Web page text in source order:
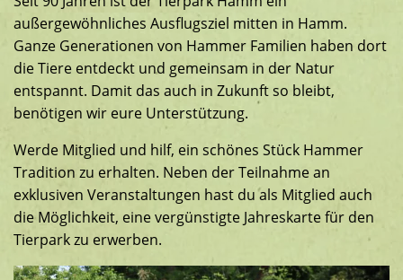
außergewöhnliches Ausflugsziel mitten in Hamm.
Ganze Generationen von Hammer Familien haben dort
die Tiere entdeckt und gemeinsam in der Natur
entspannt. Damit das auch in Zukunft so bleibt,
benötigen wir eure Unterstützung.
Werde Mitglied und hilf, ein schönes Stück Hammer
Tradition zu erhalten. Neben der Teilnahme an
exklusiven Veranstaltungen hast du als Mitglied auch
die Möglichkeit, eine vergünstigte Jahreskarte für den
Tierpark zu erwerben.